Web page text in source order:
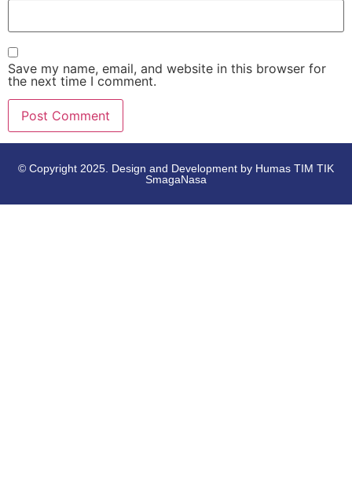
Save my name, email, and website in this browser for
the next time I comment.
© Copyright 2025. Design and Development by Humas TIM TIK
SmagaNasa